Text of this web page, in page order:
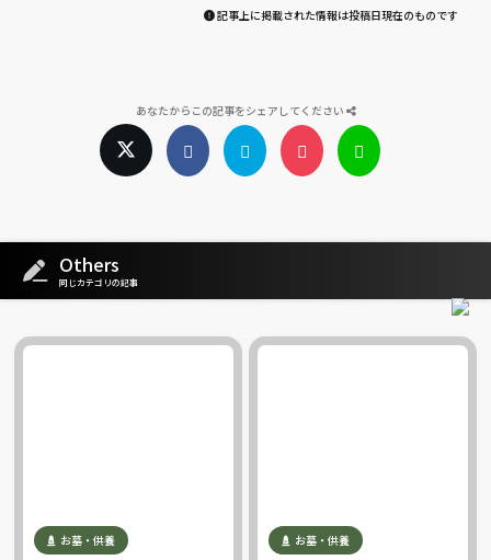
記事上に掲載された情報は投稿日現在のものです
あなたからこの記事をシェアしてください
Others
同じカテゴリの記事
お墓・供養 お墓・供養